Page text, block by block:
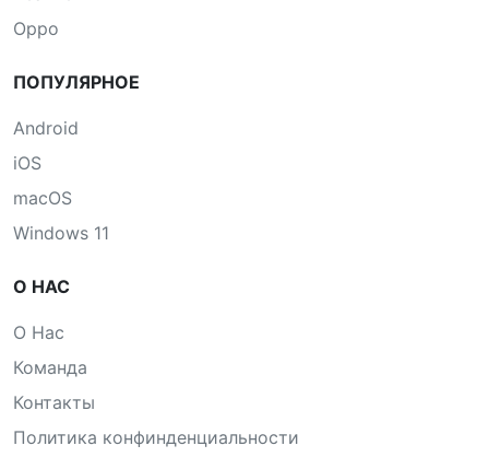
Oppo
ПОПУЛЯРНОЕ
Android
iOS
macOS
Windows 11
О НАС
О Нас
Команда
Контакты
Политика конфинденциальности